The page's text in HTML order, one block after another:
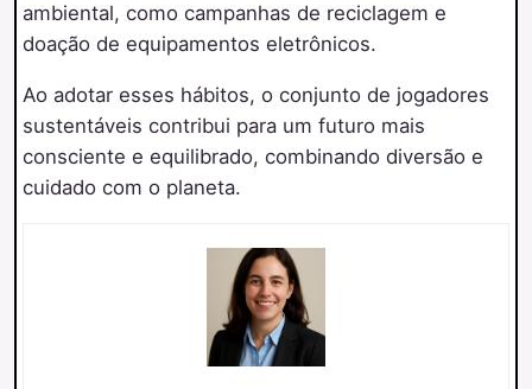
ambiental, como campanhas de reciclagem e
doação de equipamentos eletrônicos.
Ao adotar esses hábitos, o conjunto de jogadores
sustentáveis contribui para um futuro mais
consciente e equilibrado, combinando diversão e
cuidado com o planeta.